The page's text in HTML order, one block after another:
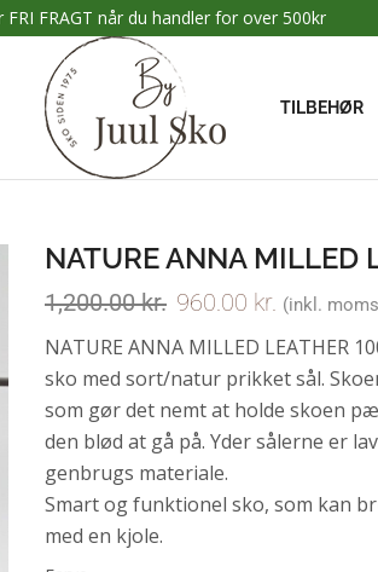
FRI FRAGT når du handler for over 500kr
TILBEHØR
NATURE ANNA MILLED
1,200.00kr. 960.00 kr. (inkl.
NATURE ANNA MILLED LEATHER
sko med sort/natur prikket sål.
som gør det nemt at holde skoen
den blød at gå på. Yder sålerne er
genbrugs materiale.
Smart og funktionel sko, som kan
med en kjole.